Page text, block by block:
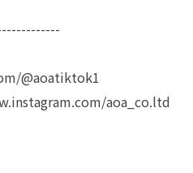
@aoatiktok1
aoa_co.ltd